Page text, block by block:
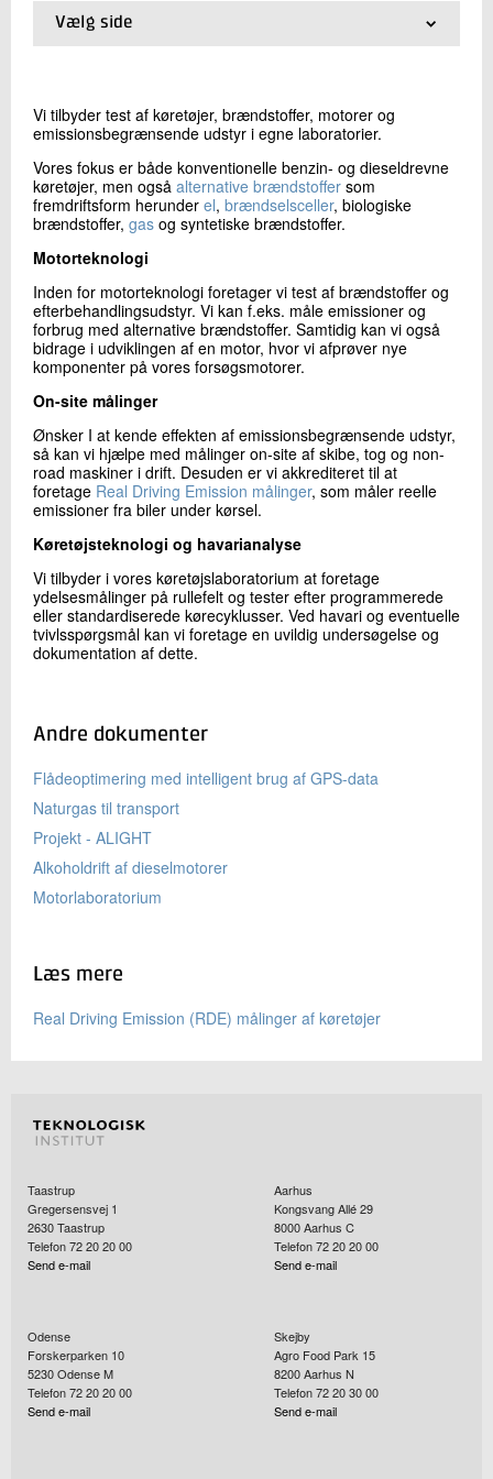
+45 72 20 28 03
Skriv til mig
Send
Vælg side
01.Forside
04.On-site emissionsmålinger
Vi tilbyder test af køretøjer, brændstoffer, motorer og
emissionsbegrænsende udstyr i egne laboratorier.
Vores fokus er både konventionelle benzin- og dieseldrevne
køretøjer, men også alternative brændstoffer som
fremdriftsform herunder el, brændselsceller, biologiske
brændstoffer, gas og syntetiske brændstoffer.
Motorteknologi
Inden for motorteknologi foretager vi test af brændstoffer og
efterbehandlingsudstyr. Vi kan f.eks. måle emissioner og
forbrug med alternative brændstoffer. Samtidig kan vi også
bidrage i udviklingen af en motor, hvor vi afprøver nye
komponenter på vores forsøgsmotorer.
On-site målinger
Ønsker I at kende effekten af emissionsbegrænsende udstyr,
så kan vi hjælpe med målinger on-site af skibe, tog og non-
road maskiner i drift. Desuden er vi akkrediteret til at
foretage Real Driving Emission målinger, som måler reelle
emissioner fra biler under kørsel.
Køretøjsteknologi og havarianalyse
Vi tilbyder i vores køretøjslaboratorium at foretage
ydelsesmålinger på rullefelt og tester efter programmerede
eller standardiserede kørecyklusser. Ved havari og eventuelle
tvivlsspørgsmål kan vi foretage en uvildig undersøgelse og
dokumentation af dette.
Andre dokumenter
Flådeoptimering med intelligent brug af GPS-data
Naturgas til transport
Projekt - ALIGHT
Alkoholdrift af dieselmotorer
Motorlaboratorium
Læs mere
Real Driving Emission (RDE) målinger af køretøjer
Taastrup
Gregersensvej 1
2630Taastrup
Telefon 72 20 20 00
Send e-mail
Aarhus
Kongsvang Allé 29
8000Aarhus C
Telefon 72 20 20 00
Send e-mail
Odense
Forskerparken 10
5230Odense M
Telefon 72 20 20 00
Send e-mail
Skejby
Agro Food Park 15
8200Aarhus N
Telefon 72 20 30 00
Send e-mail